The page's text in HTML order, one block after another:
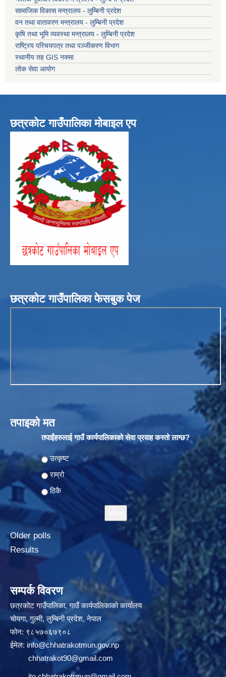
सामाजिक विकास मन्त्रालय - लुम्बिनी प्रदेश
वन तथा वातावरण मन्त्रालय - लुम्बिनी प्रदेश
कृषि तथा भूमि व्यवस्था मन्त्रालय - लुम्बिनी प्रदेश
राष्ट्रिय परिचयपत्र तथा पञ्जीकरण विभाग
स्थानीय तह GIS नक्सा
लोक सेवा आयोग
छत्रकोट गाउँपालिका मोबाइल एप
छत्रकोट गाउँपालिका फेसबुक पेज
तपाइको मत
तपाईंहरुलाई गाउँ कार्यपालिकाको सेवा प्रवाह कस्तो लाग्छ?
Choices
उत्कृष्ट
राम्रो
ठिकै
Older polls
Results
सम्पर्क विवरण
छत्रकोट गाउँपालिका, गाउँ कार्यपालिकाको कार्यालय
चोयगा, गुल्मी, लुम्बिनी प्रदेश, नेपाल
फोन: ९८५७०६७९०८
ईमेल: info@chhatrakotmun.gov.np
chhatrakot90@gmail.com